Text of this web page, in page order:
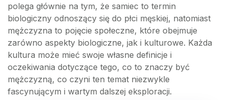
polega głównie na tym, że samiec to termin
biologiczny odnoszący się do płci męskiej, natomiast
mężczyzna to pojęcie społeczne, które obejmuje
zarówno aspekty biologiczne, jak i kulturowe. Każda
kultura może mieć swoje własne definicje i
oczekiwania dotyczące tego, co to znaczy być
mężczyzną, co czyni ten temat niezwykle
fascynującym i wartym dalszej eksploracji.